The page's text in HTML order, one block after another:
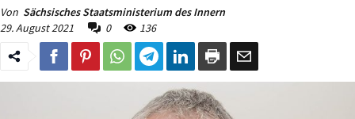
Von Sächsisches Staatsministerium des Innern
29. August 2021
0 136